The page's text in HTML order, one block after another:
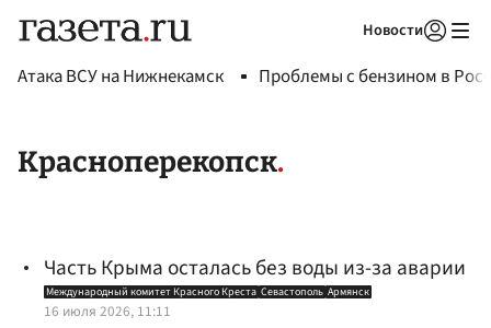
Новости
Атака ВСУ на Нижнекамск Проблемы с бензином в
Красноперекопск
Часть Крыма осталась без воды из-за аварии
Международный комитет Красного Креста Севастополь Армянск
16 июля 2026, 11:11